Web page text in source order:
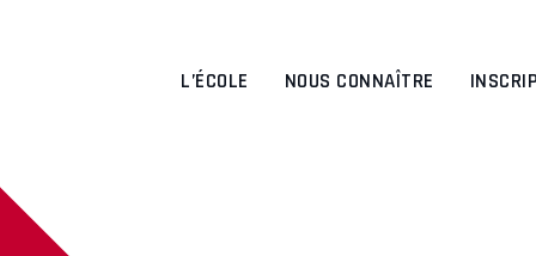
L’ÉCOLE NOUS CONNAÎTRE